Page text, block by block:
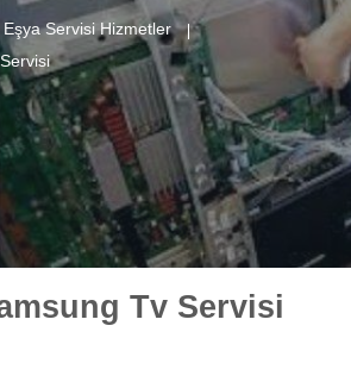
Eşya Servisi Hizmetler
Tv Servisi